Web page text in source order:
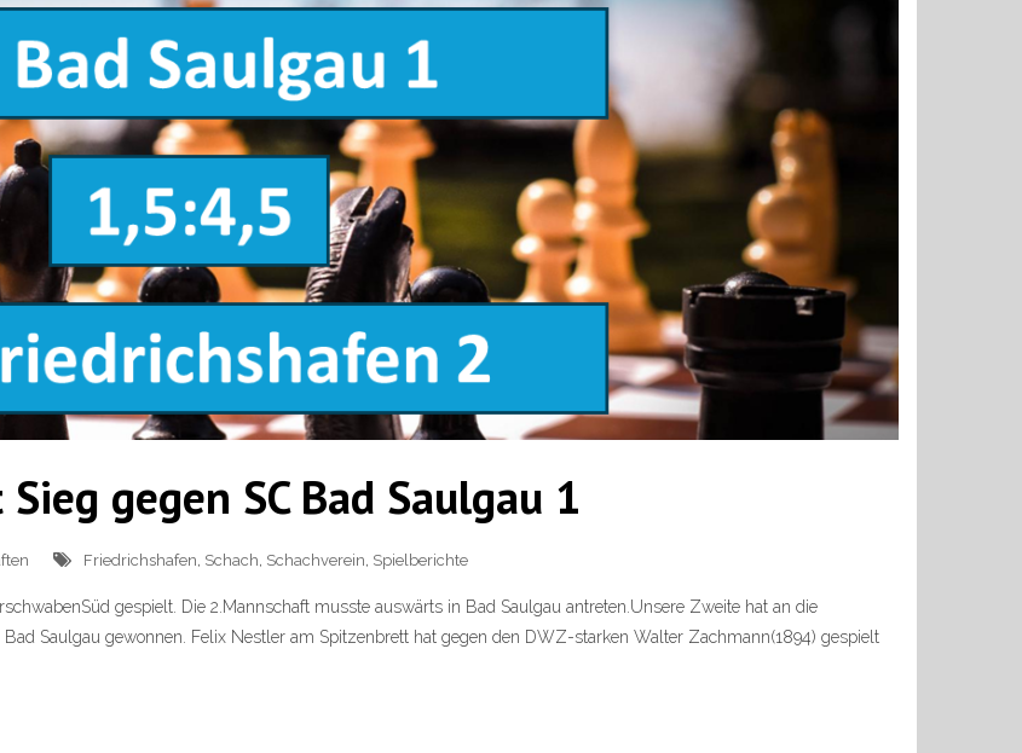
gegen SC Bad Saulgau 1
Friedrichshafen, Schach, Schachverein, Spielberichte
gespielt. Die 2.Mannschaft musste auswärts in Bad Saulgau antreten.Unsere Zweite hat an die
Saulgau gewonnen. Felix Nestler am Spitzenbrett hat gegen den DWZ-starken Walter Zachmann(1894) gespielt